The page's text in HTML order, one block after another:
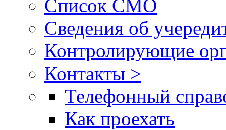
Список СМО
Сведения об
Контролирующие
Контакты >
Телефонный
Как проехать